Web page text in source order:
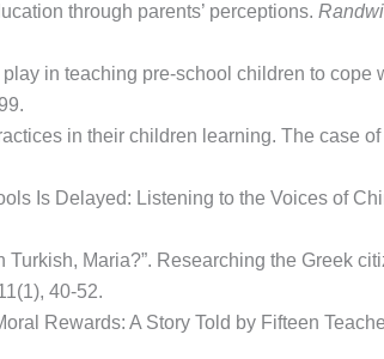
through parents’ perceptions.
in teaching pre-school children to
in their children learning. The case
Is Delayed: Listening to the Voices of
Maria?”. Researching the Greek
40-52.
Rewards: A Story Told by Fifteen